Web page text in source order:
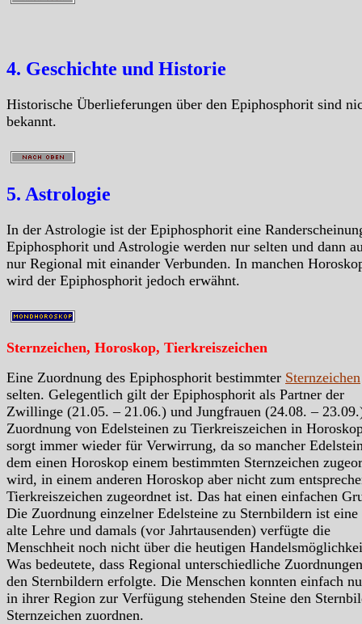
4. Geschichte und Historie
Historische Überlieferungen über den Epiphosphorit sind
bekannt.
5. Astrologie
In der Astrologie ist der Epiphosphorit eine
Epiphosphorit und Astrologie werden nur selten und dann
nur Regional mit einander Verbunden. In manchen
wird der Epiphosphorit jedoch erwähnt.
Sternzeichen, Horoskop, Tierkreiszeichen
Eine Zuordnung des Epiphosphorit bestimmter Sternzeichen
selten. Gelegentlich gilt der Epiphosphorit als Partner der
Zwillinge (21.05. – 21.06.) und Jungfrauen (24.08. –
Zuordnung von Edelsteinen zu Tierkreiszeichen in
sorgt immer wieder für Verwirrung, da so mancher
dem einen Horoskop einem bestimmten Sternzeichen
wird, in einem anderen Horoskop aber nicht zum
Tierkreiszeichen zugeordnet ist. Das hat einen einfachen
Die Zuordnung einzelner Edelsteine zu Sternbildern ist eine
alte Lehre und damals (vor Jahrtausenden) verfügte die
Menschheit noch nicht über die heutigen
Was bedeutete, dass Regional unterschiedliche
den Sternbildern erfolgte. Die Menschen konnten einfach
in ihrer Region zur Verfügung stehenden Steine den
Sternzeichen zuordnen.